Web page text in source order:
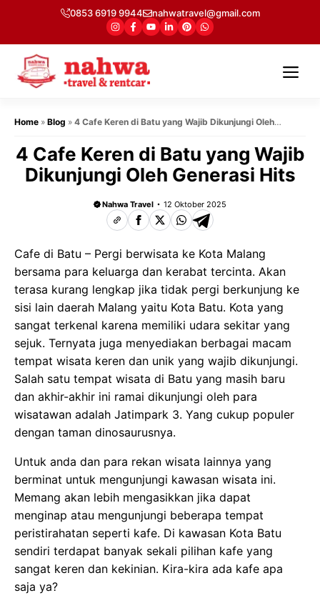
isi
0853 6919 9944 nahwatravel@gmail.com
Home » Blog » 4 Cafe Keren di Batu yang Wajib Dikunjungi Oleh
4 Cafe Keren di Batu yang Wajib
Dikunjungi Oleh Generasi Hits
Nahwa Travel 12 Oktober 2025
Cafe di Batu – Pergi berwisata ke Kota Malang
bersama para keluarga dan kerabat tercinta. Akan
terasa kurang lengkap jika tidak pergi berkunjung ke
sisi lain daerah Malang yaitu Kota Batu. Kota yang
sangat terkenal karena memiliki udara sekitar yang
sejuk. Ternyata juga menyediakan berbagai macam
tempat wisata keren dan unik yang wajib dikunjungi.
Salah satu tempat wisata di Batu yang masih baru
dan akhir-akhir ini ramai dikunjungi oleh para
wisatawan adalah Jatimpark 3. Yang cukup populer
dengan taman dinosaurusnya.
Untuk anda dan para rekan wisata lainnya yang
berminat untuk mengunjungi kawasan wisata ini.
Memang akan lebih mengasikkan jika dapat
menginap atau mengunjungi beberapa tempat
peristirahatan seperti kafe. Di kawasan Kota Batu
sendiri terdapat banyak sekali pilihan kafe yang
sangat keren dan kekinian. Kira-kira ada kafe apa
saja ya?